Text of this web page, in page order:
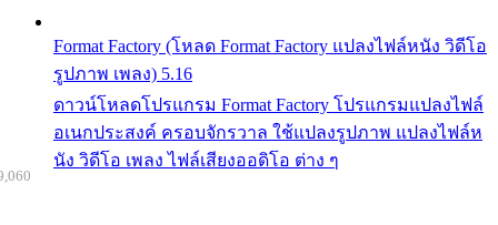
Format Factory (โหลด Format Factory แปลงไฟล์หนัง วิดีโอ
รูปภาพ เพลง) 5.16
ดาวน์โหลดโปรแกรม Format Factory โปรแกรมแปลงไฟล์
อเนกประสงค์ ครอบจักรวาล ใช้แปลงรูปภาพ แปลงไฟล์ห
นัง วิดีโอ เพลง ไฟล์เสียงออดิโอ ต่าง ๆ